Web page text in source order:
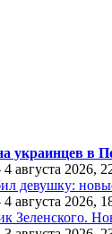
украинцев в
августа 2026,
девушку:
августа 2026,
Зеленского.